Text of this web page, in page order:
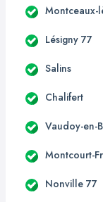
Montceaux-
Lésigny 77
Salins
Chalifert
Vaudoy-en-
Montcourt-
Nonville 77